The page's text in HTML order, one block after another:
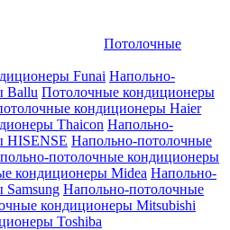
Потолочные
Funai Напольно-
Ballu Потолочные кондиционеры
кондиционеры Haier
Thaicon Напольно-
HISENSE Напольно-потолочные
потолочные кондиционеры
кондиционеры Midea Напольно-
Напольно-потолочные
кондиционеры Mitsubishi
Toshiba